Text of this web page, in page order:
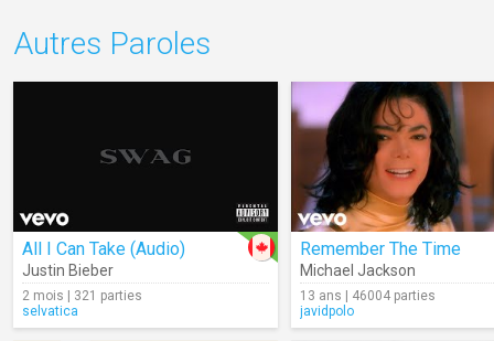
Autres Paroles
All I Can Take (Audio)
Justin Bieber
2 mois | 321 parties
selvatica
Remember The Time
Michael Jackson
13 ans | 46004 parties
javidpolo